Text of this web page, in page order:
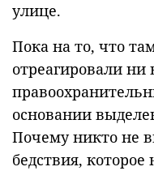
улице.
Пока на то, что
отреагировали ни
основании
Почему никто не
бедствия, которое